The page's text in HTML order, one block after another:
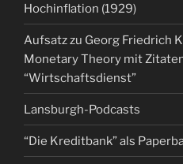
Hochinflation (1929)
Aufsatz zu Georg Friedrich
Monetary Theory mit
“Wirtschaftsdienst”
Lansburgh-Podcasts
“Die Kreditbank” als